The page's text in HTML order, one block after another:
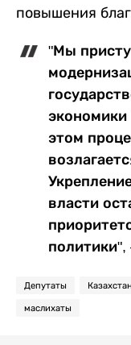
повышения
"Мы
этом
власти
политики",
Депутаты Казахстан
маслихаты